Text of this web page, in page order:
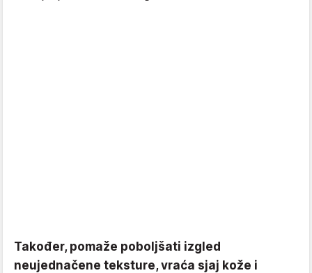
Također, pomaže poboljšati izgled
neujednačene teksture, vraća sjaj kože i